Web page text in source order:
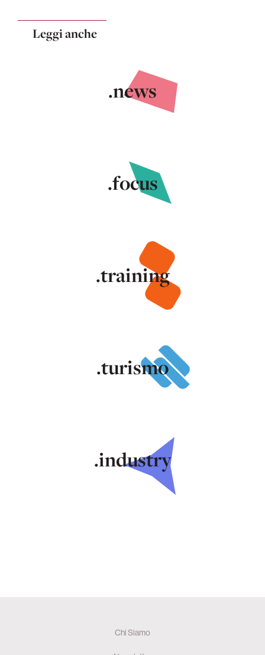
Leggi anche
.news
.focus
.training
.turismo
.industry
Chi Siamo